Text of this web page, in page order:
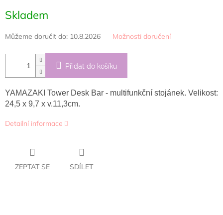
cena:
Skladem
Můžeme doručit do: 10.8.2026 Možnosti doručení
Přidat do košíku
YAMAZAKI Tower Desk Bar - multifunkční stojánek. Velikost:
24,5 x 9,7 x v.11,3cm.
Detailní informace
ZEPTAT SE SDÍLET